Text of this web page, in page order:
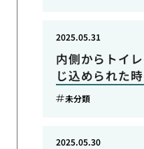
内側からトイ
じ込められた
2025.05.31
未分類
2025.05.30